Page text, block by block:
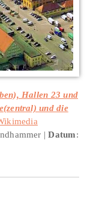
Hallen 23 und
und die
Datum: